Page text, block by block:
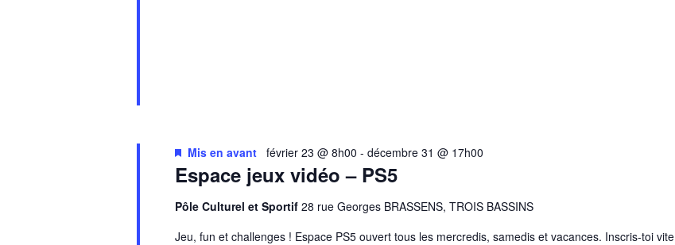
Espace jeux vidéo – PS5
Mis en avant février 23 @ 8h00 - décembre 31 @ 17h00
Pôle Culturel et Sportif 28 rue Georges BRASSENS, TROIS BASSINS
Jeu, fun et challenges ! Espace PS5 ouvert tous les mercredis, samedis et vacances. Inscris-toi vite